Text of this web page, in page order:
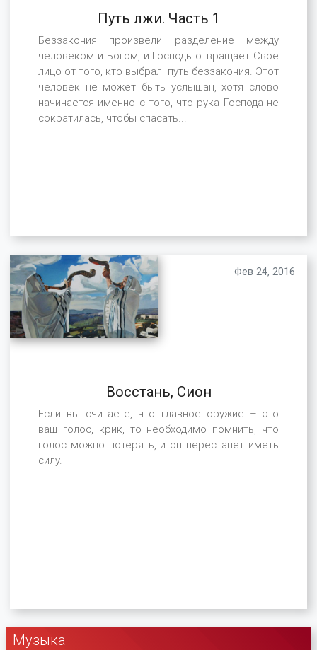
Путь лжи. Часть 1
Беззакония произвели разделение между
человеком и Богом, и Господь отвращает Свое
лицо от того, кто выбрал путь беззакония. Этот
человек не может быть услышан, хотя слово
начинается именно с того, что рука Господа не
сократилась, чтобы спасать...
Восстань, Сион
Если вы считаете, что главное оружие – это
ваш голос, крик, то необходимо помнить, что
голос можно потерять, и он перестанет иметь
силу.
Фев 24, 2016
Музыка